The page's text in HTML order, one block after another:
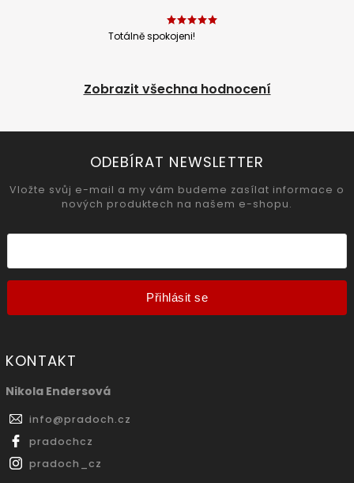
Totálně spokojeni!
Zobrazit všechna hodnocení
ODEBÍRAT NEWSLETTER
Vložte svůj e-mail a my vám budeme zasílat informace o
nových produktech na našem e-shopu.
Přihlásit se
KONTAKT
Nikola Endersová
info@pradoch.cz
pradochcz
pradoch_cz